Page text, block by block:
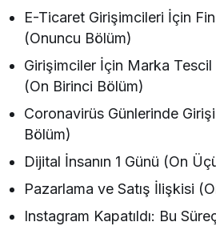
E-Ticaret Girişimcileri İçin
(Onuncu Bölüm)
Girişimciler İçin Marka Tescil
(On Birinci Bölüm)
Coronavirüs Günlerinde
Bölüm)
Dijital İnsanın 1 Günü (On
Pazarlama ve Satış İlişkisi
Instagram Kapatıldı: Bu